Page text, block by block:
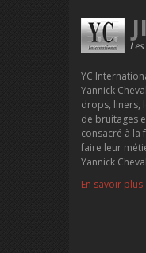
YC
Yannick
drops, liners,
de bruitages
consacré à la
faire leur
Yannick
En savoir plus